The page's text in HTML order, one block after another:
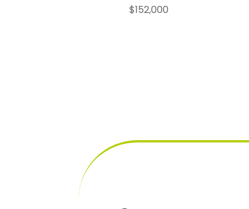
$152,000